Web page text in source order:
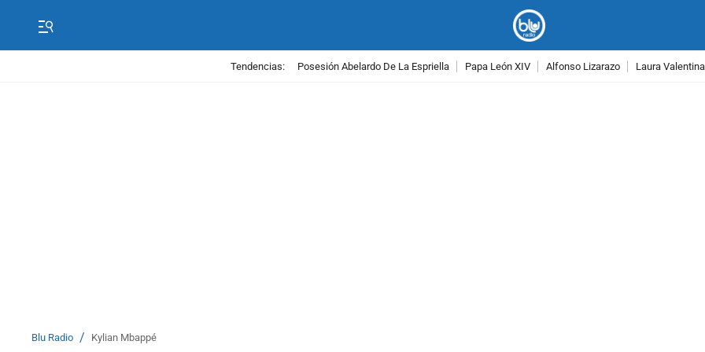
Tendencias: Posesión Abelardo De La Espriella Papa León XIV Alfonso Lizarazo Laura
Blu Radio / Kylian Mbappé